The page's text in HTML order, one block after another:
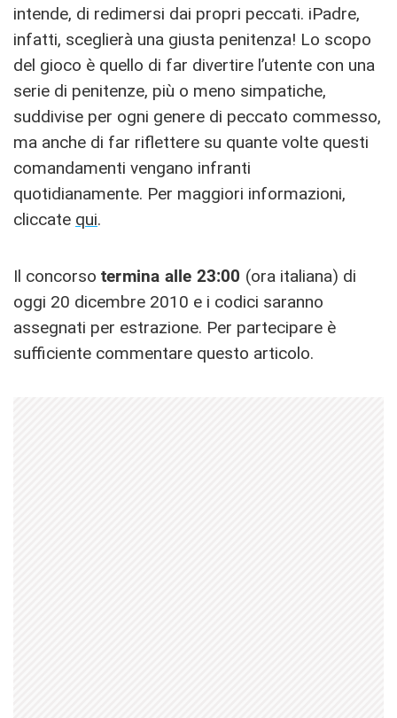
intende, di redimersi dai propri peccati. iPadre,
infatti, sceglierà una giusta penitenza! Lo scopo
del gioco è quello di far divertire l’utente con una
serie di penitenze, più o meno simpatiche,
suddivise per ogni genere di peccato commesso,
ma anche di far riflettere su quante volte questi
comandamenti vengano infranti
quotidianamente. Per maggiori informazioni,
cliccate qui.
Il concorso termina alle 23:00 (ora italiana) di
oggi 20 dicembre 2010 e i codici saranno
assegnati per estrazione. Per partecipare è
sufficiente commentare questo articolo.